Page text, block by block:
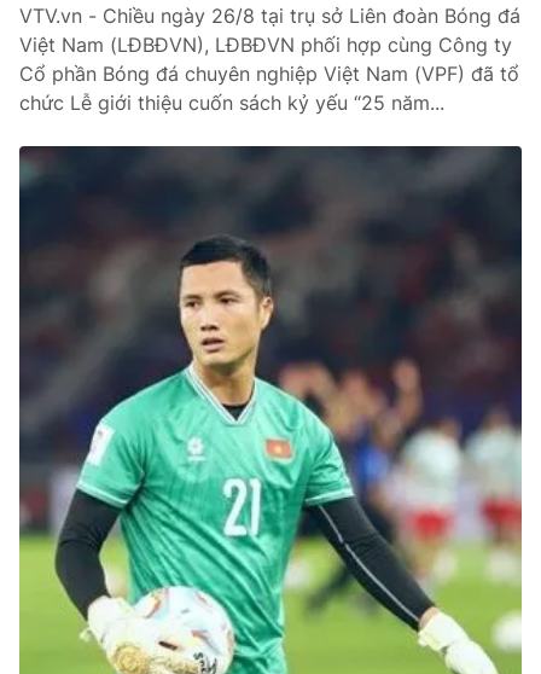
VTV.vn - Chiều ngày 26/8 tại trụ sở Liên đoàn Bóng đá
Việt Nam (LĐBĐVN), LĐBĐVN phối hợp cùng Công ty
Cổ phần Bóng đá chuyên nghiệp Việt Nam (VPF) đã tổ
chức Lễ giới thiệu cuốn sách kỷ yếu “25 năm...